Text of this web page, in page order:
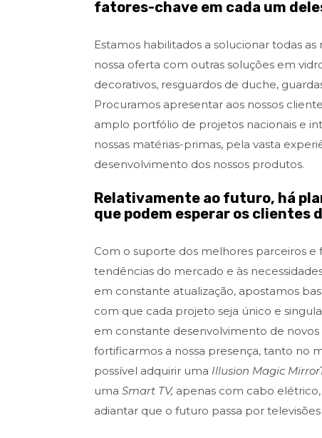
fatores-chave em cada um
Estamos habilitados a solucionar todas
nossa oferta com outras soluções em
decorativos, resguardos de duche,
Procuramos apresentar aos nossos
amplo portfólio de projetos nacionais e
nossas matérias-primas, pela vasta
desenvolvimento dos nossos produtos.
Relativamente ao futuro, há
que podem esperar os clientes
Com o suporte dos melhores parceiros
tendências do mercado e às
em constante atualização, apostamos
com que cada projeto seja único e
em constante desenvolvimento de
fortificarmos a nossa presença, tanto no
possível adquirir uma Illusion Magic
uma Smart TV, apenas com cabo
adiantar que o futuro passa por